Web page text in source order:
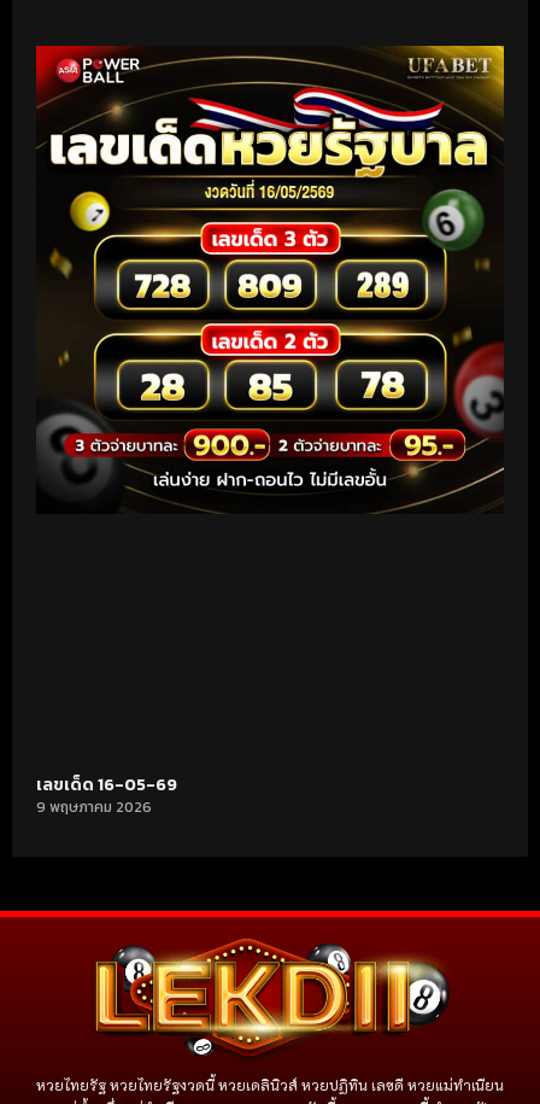
เลขเด็ด 16-05-69
9 พฤษภาคม 2026
หวยไทยรัฐ หวยไทยรัฐงวดนี้ หวยเดลินิวส์ หวยปฏิทิน เลขดี หวยแม่ทำเนียน